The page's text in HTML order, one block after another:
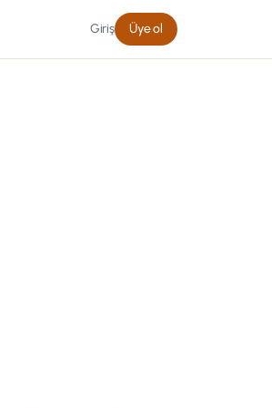
Giriş Üye ol